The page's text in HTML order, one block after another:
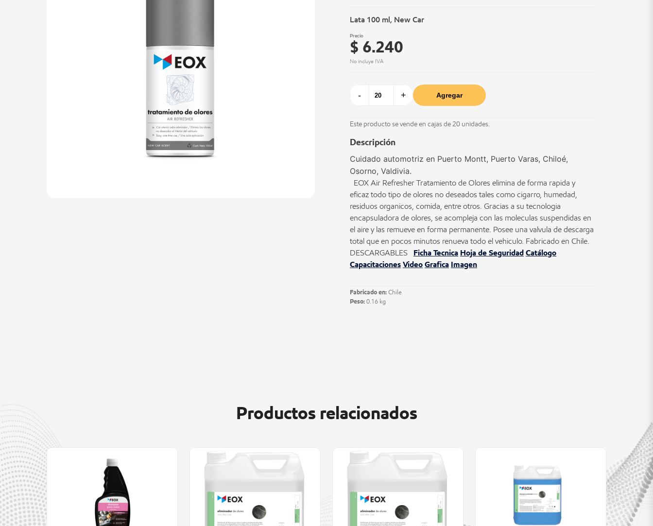
Lata 100 ml, New Car
Precio
$ 6.240
No incluye IVA
- + Agregar
Este producto se vende en cajas de 20 unidades.
Descripción
Cuidado automotriz en Puerto Montt, Puerto Varas, Chiloé,
Osorno, Valdivia.
EOX Air Refresher Tratamiento de Olores elimina de forma rapida y
eficaz todo tipo de olores no deseados tales como cigarro, humedad,
residuos organicos, comida, entre otros. Gracias a su tecnologia
encapsuladora de olores, se acompleja con las moleculas suspendidas en
el aire y las remueve en forma permanente. Posee una valvula de descarga
total que en pocos minutos renueva todo el vehiculo. Fabricado en Chile.
DESCARGABLES Ficha Tecnica Hoja de Seguridad Catálogo
Capacitaciones Video Grafica Imagen
Fabricado en: Chile
Peso: 0.16 kg
Productos relacionados